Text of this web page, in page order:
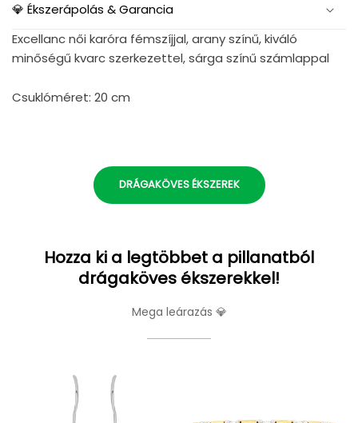
💎 Ékszerápolás & Garancia
Excellanc női karóra fémszíjjal, arany színű, kiváló
minőségű kvarc szerkezettel, sárga színű számlappal
Csuklóméret: 20 cm
DRÁGAKÖVES ÉKSZEREK
Hozza ki a legtöbbet a pillanatból
drágaköves ékszerekkel!
Mega leárazás 💎